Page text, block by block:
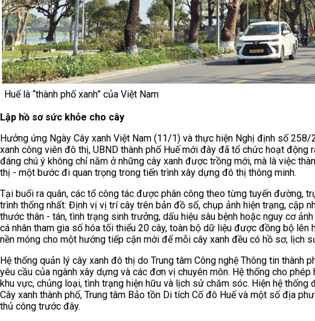
Huế là “thành phố xanh” của Việt Nam
Lập hồ sơ sức khỏe cho cây
Hưởng ứng Ngày Cây xanh Việt Nam (11/1) và thực hiện Nghị định số
xanh công viên đô thị, UBND thành phố Huế mới đây đã tổ chức hoạt
đáng chú ý không chỉ nằm ở những cây xanh được trồng mới, mà là việc
thị - một bước đi quan trọng trong tiến trình xây dựng đô thị thông minh.
Tại buổi ra quân, các tổ công tác được phân công theo từng tuyến đường,
trình thống nhất: Định vị vị trí cây trên bản đồ số, chụp ảnh hiện trạng, cập
thước thân - tán, tình trạng sinh trưởng, dấu hiệu sâu bệnh hoặc nguy cơ
cá nhân tham gia số hóa tối thiểu 20 cây, toàn bộ dữ liệu được đồng bộ lên
nền móng cho một hướng tiếp cận mới để mỗi cây xanh đều có hồ sơ, lịch
Hệ thống quản lý cây xanh đô thị do Trung tâm Công nghệ Thông tin thành
yêu cầu của ngành xây dựng và các đơn vị chuyên môn. Hệ thống cho
khu vực, chủng loại, tình trạng hiện hữu và lịch sử chăm sóc. Hiện hệ
Cây xanh thành phố, Trung tâm Bảo tồn Di tích Cố đô Huế và một số địa
thủ công trước đây.